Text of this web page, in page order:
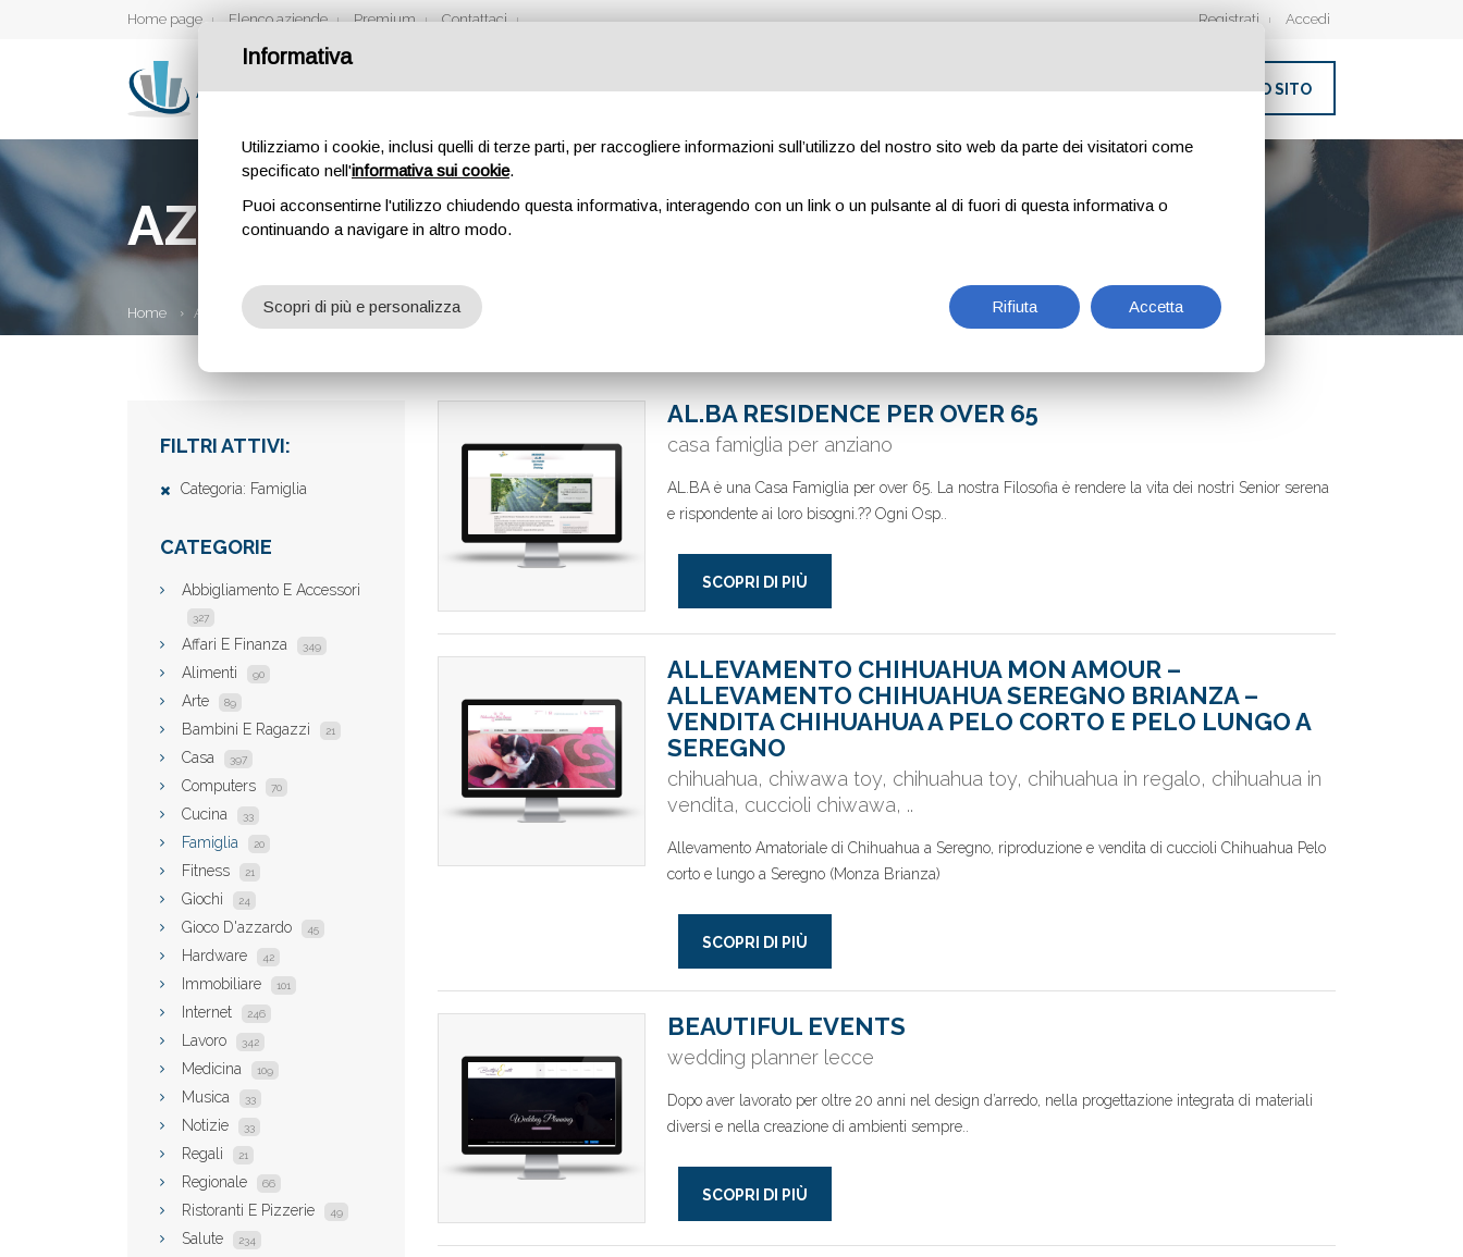
Home page Elenco aziende Premium Contattaci Registrati Accedi
INSERISCI IL TUO SITO
AZIENDE
Home Aziende
FILTRI ATTIVI:
Categoria: Famiglia
CATEGORIE
Abbigliamento E Accessori
327
Affari E Finanza 349
Alimenti 90
Arte 89
Bambini E Ragazzi 21
Casa 397
Computers 70
Cucina 33
Famiglia 20
Fitness 21
Giochi 24
Gioco D'azzardo 45
Hardware 42
Immobiliare 101
Internet 246
Lavoro 342
Medicina 109
Musica 33
Notizie 33
Regali 21
Regionale 66
Ristoranti E Pizzerie 49
Salute 234
AL.BA RESIDENCE PER OVER 65
casa famiglia per anziano
AL.BA è una Casa Famiglia per over 65. La nostra Filosofia è rendere la vita dei nostri Senior serena
e rispondente ai loro bisogni.?? Ogni Osp..
SCOPRI DI PIÙ
ALLEVAMENTO CHIHUAHUA MON AMOUR –
ALLEVAMENTO CHIHUAHUA SEREGNO BRIANZA –
VENDITA CHIHUAHUA A PELO CORTO E PELO LUNGO A
SEREGNO
chihuahua, chiwawa toy, chihuahua toy, chihuahua in regalo, chihuahua in
vendita, cuccioli chiwawa, ..
Allevamento Amatoriale di Chihuahua a Seregno, riproduzione e vendita di cuccioli Chihuahua Pelo
corto e lungo a Seregno (Monza Brianza)
SCOPRI DI PIÙ
BEAUTIFUL EVENTS
wedding planner lecce
Dopo aver lavorato per oltre 20 anni nel design d’arredo, nella progettazione integrata di materiali
diversi e nella creazione di ambienti sempre..
SCOPRI DI PIÙ
Informativa
Utilizziamo i cookie, inclusi quelli di terze parti, per raccogliere informazioni sull’utilizzo del nostro sito web da parte dei visitatori come
specificato nell'informativa sui cookie.
Puoi acconsentirne l'utilizzo chiudendo questa informativa, interagendo con un link o un pulsante al di fuori di questa informativa o
continuando a navigare in altro modo.
Rifiuta Accetta
Scopri di più e personalizza